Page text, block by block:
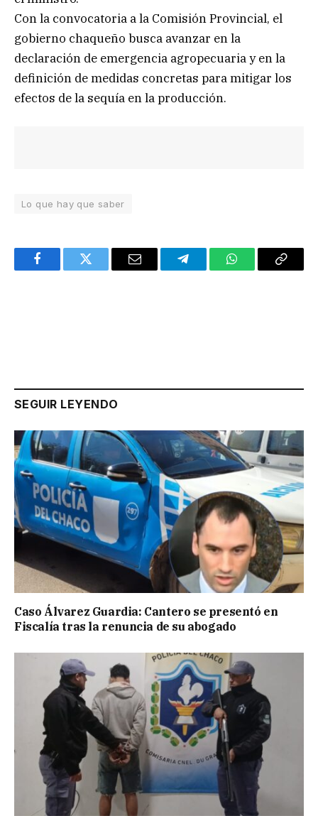
Con la convocatoria a la Comisión Provincial, el
gobierno chaqueño busca avanzar en la
declaración de emergencia agropecuaria y en la
definición de medidas concretas para mitigar los
efectos de la sequía en la producción.
Lo que hay que saber
FacebookTwitter Email TelegramWhatsAppCopy
SEGUIR LEYENDO
Caso Álvarez Guardia: Cantero se presentó en
Fiscalía tras la renuncia de su abogado